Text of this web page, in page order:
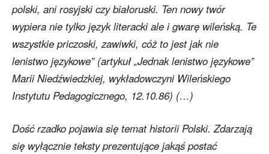
polski, ani rosyjski czy białoruski. Ten nowy twór
wypiera nie tylko język literacki ale i gwarę wileńską. Te
wszystkie priczoski, zawiwki, cóż to jest jak nie
lenistwo językowe” (artykuł „Jednak lenistwo językowe”
Marii Niedźwiedzkiej, wykładowczyni Wileńskiego
Instytutu Pedagogicznego, 12.10.86) (…)
Dość rzadko pojawia się temat historii Polski. Zdarzają
się wyłącznie teksty prezentujące jakąś postać